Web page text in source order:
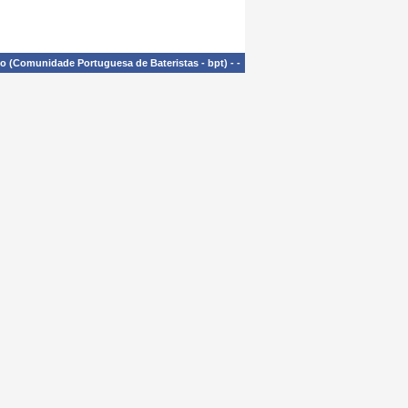
(Comunidade Portuguesa de Bateristas - bpt) - -